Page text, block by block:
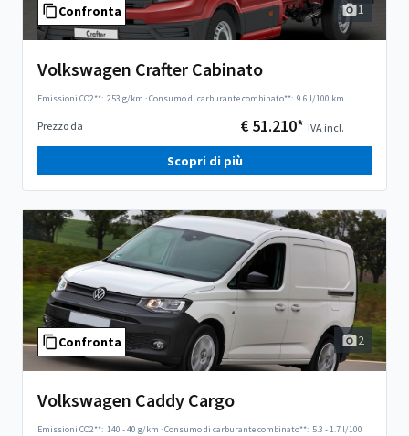
Confronta 1
Volkswagen Crafter Cabinato
Emissioni CO2**: 253 g/km ·Consumo di carburante combinato**: 9.6 l/100 km
Prezzo da € 51.210* IVA incl.
Scopri di più
Confronta 2
Volkswagen Caddy Cargo
Emissioni CO2**: 140 - 40 g/km ·Consumo di carburante combinato**: 5.3 - 1.7 l/100